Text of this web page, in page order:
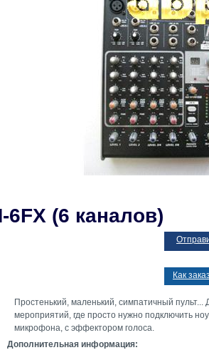
6FX (6 каналов)
Как
Простенький, маленький, симпатичный пульт...
мероприятий, где просто нужно подключить
микрофона, с эффектором голоса.
Дополнительная информация: